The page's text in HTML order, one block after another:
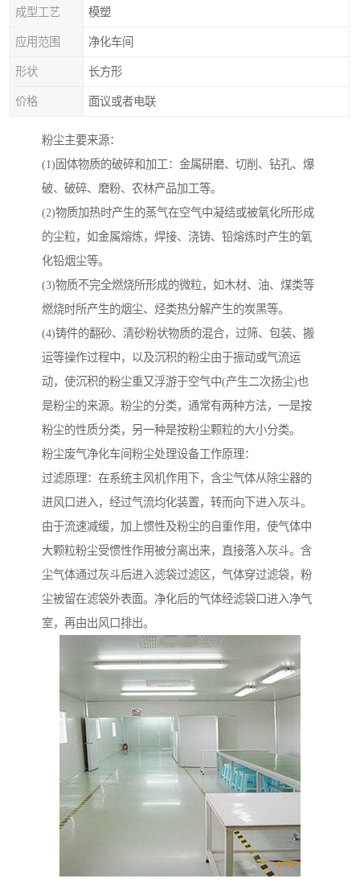
成型工艺 模塑
应用范围 净化车间
形状 长方形
价格 面议或者电联
粉尘主要来源：
(1)固体物质的破碎和加工：金属研磨、切削、钻孔、爆
破、破碎、磨粉、农林产品加工等。
(2)物质加热时产生的蒸气在空气中凝结或被氧化所形成
的尘粒，如金属熔炼，焊接、浇铸、铅熔炼时产生的氧
化铅烟尘等。
(3)物质不完全燃烧所形成的微粒，如木材、油、煤类等
燃烧时所产生的烟尘、烃类热分解产生的炭黑等。
(4)铸件的翻砂、清砂粉状物质的混合，过筛、包装、搬
运等操作过程中，以及沉积的粉尘由于振动或气流运
动，使沉积的粉尘重又浮游于空气中(产生二次扬尘)也
是粉尘的来源。粉尘的分类，通常有两种方法，一是按
粉尘的性质分类，另一种是按粉尘颗粒的大小分类。
粉尘废气净化车间粉尘处理设备工作原理：
过滤原理：在系统主风机作用下，含尘气体从除尘器的
进风口进入，经过气流均化装置，转而向下进入灰斗。
由于流速减缓，加上惯性及粉尘的自重作用，使气体中
大颗粒粉尘受惯性作用被分离出来，直接落入灰斗。含
尘气体通过灰斗后进入滤袋过滤区，气体穿过滤袋，粉
尘被留在滤袋外表面。净化后的气体经滤袋口进入净气
室，再由出风口排出。